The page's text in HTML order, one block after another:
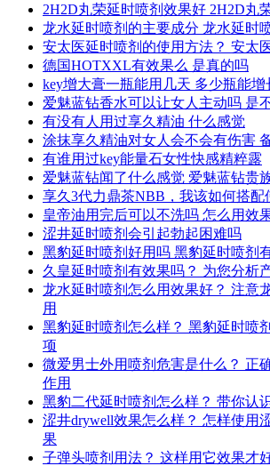
2H2D丸荣延时喷剂效果好 2H2D丸
龙水延时喷剂的主要成分 龙水延时
安太医延时喷剂的使用方法？ 安太
德国HOTXXL有效果么 是真的吗
key增大膏一瓶能用几天 多少瓶能增
爱魅蓝钻香水可以让女人主动吗 是
有没有人用过享久精油 什么感觉
涂抹享久精油对女人会不会有伤害
有谁用过key能量石女性快感精粹露
爱魅蓝钻闻了什么感觉 爱魅蓝钻贵
享久3代力鼎茶NBB，我该如何搭配
皇帝油用完后可以不洗吗 怎么用效
涩井延时喷剂会引起勃起困难吗
黑豹延时喷剂好用吗 黑豹延时喷剂
久皇延时喷剂有效果吗？ 为您分析
龙水延时喷剂怎么用效果好？ 注意
用
黑豹延时喷剂怎么样？ 黑豹延时喷
项
微爱男士外用喷剂危害是什么？ 正
作用
黑豹二代延时喷剂怎么样？ 带你认
涩井drywell效果怎么样？ 怎样使用
果
子弹头喷剂用法？ 这样用它效果才